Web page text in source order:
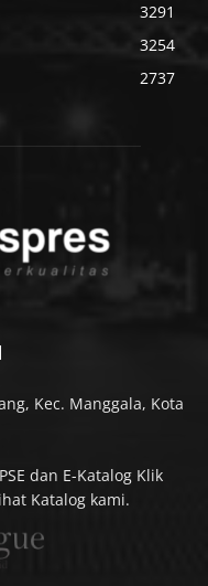
3291
3254
2737
Kec. Manggala, Kota
dan E-Katalog Klik
Katalog kami.